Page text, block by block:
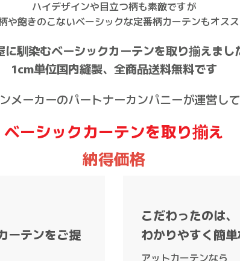
ハイデザインや目立つ柄も素敵ですが
や飽きのこないベーシックな定番柄カーテンもオスス
に馴染むベーシックカーテンを取り揃えまし
1cm単位国内縫製、全商品送料無料です
メーカーのパートナーカンパニーが運営して
ベーシックカーテンを取り揃え
納得価格
ーテンをご提
こだわったのは、
わかりやすく簡単
アットカーテンなら